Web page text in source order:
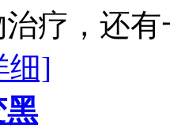
疗，还
细]
黑